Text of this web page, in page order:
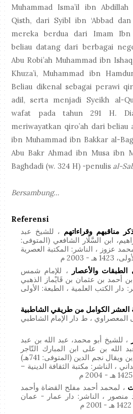
Muhammad Isma’il ibn
Qisth, dari Syibl ibn ‘Abbad
mereka berdua dari Imam
beliau datang dari berbagai
Abu Robi’ah Muhammad ibn
Khuza’i, Muhammad ibn
Beliau dikenal sebagai perawi
adil, serta menjadi Syeikh al-
wafat pada tahun 291 H.
meriwayatkan qiro’ah dari beliau
ibn Muhammad ibn Bakkar al-
Abu Bakr Ahmad ibn Musa ibn
Baghdadi (w. 324 H) -penulis al-
Bersambung...
Referensi
مناقبهم وقراءاتهم ، للشيخ عبد
ابن السَّلَّار الشافعي (المتوفى:
عزوز ، الناشر: المكتبة العصرية
2003 م
الطبقات والأعصار
، للإمام شمس
أحمد بن عثمان بن قَايْماز الذهبي
، الناشر: دار الكتب العلمية ، الطبعة: الأولى
العشر الكوامل من طريقي الشاطبية
المعصراوي ، ط دار الإمام الشاطبي
، للشيخ أبو محمد، عبد الله بن عبد
الله بن على ابن المبارك التّاجر
الواسطيّ المقرئ تاج الدين ويقال نجم الدين (المتوفى: 741هـ)
، الناشر: مكتبة الثقافة الدينية –
، لمحمد أحمد مفلح القضاة وأحمد
، الناشر: دار عمار - عمان